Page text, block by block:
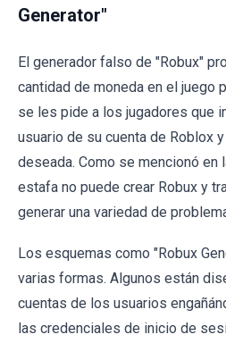
Generator"
El generador falso de "Robux"
cantidad de moneda en el juego
se les pide a los jugadores que
usuario de su cuenta de Roblox
deseada. Como se mencionó en
estafa no puede crear Robux y
generar una variedad de
Los esquemas como "Robux
varias formas. Algunos están
cuentas de los usuarios
las credenciales de inicio de